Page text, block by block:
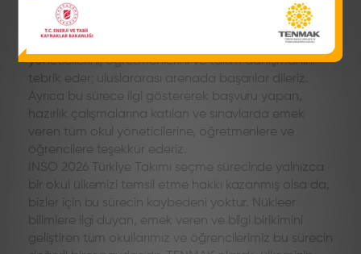
Olimpiyatı'nda ülkemizi temsil etme hakkını
kazanmıştır.
yöneticilerini, öğretmenlerini ve takım danışmanını
tebrik eder; uluslararası arenada başarılar dileriz.
Ayrıca bu sürece ilgi göstererek başvuru yapan,
hazırlık çalışmalarına katılan ve sınavlarda emek
veren tüm okul yöneticilerine, öğretmenlere ve
öğrencilere teşekkür ederiz.
INSO 2026 Türkiye Takımı seçme sürecinde yalnızca
bir okul ülkemizi temsil etme hakkı kazanmış olsa da,
bizler için bu sürecin kaybedeni yoktur. Nükleer
bilimlere ilgi duyan, emek veren ve bilgi birikimini
geliştiren tüm okullarımız ve öğrencilerimiz bu sürecin